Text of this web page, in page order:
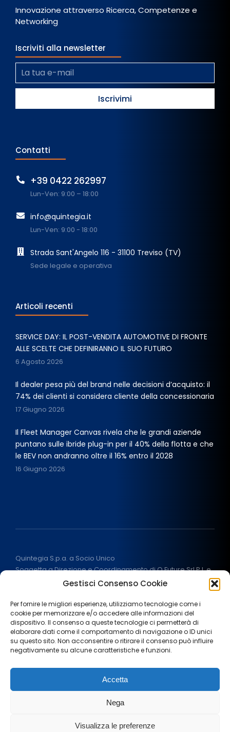
Gestisci Consenso Cookie
Per fornire le migliori esperienze, utilizziamo tecnologie come i
cookie per memorizzare e/o accedere alle informazioni del
dispositivo. Il consenso a queste tecnologie ci permetterà di
elaborare dati come il comportamento di navigazione o ID unici
su questo sito. Non acconsentire o ritirare il consenso può influire
negativamente su alcune caratteristiche e funzioni.
Accetta
Nega
Visualizza le preferenze
Innovazione attraverso Ricerca, Competenze e
Networking
Iscriviti alla newsletter
Contatti
+39 0422 262997
Lun-Ven: 9:00 – 18:00
info@quintegia.it
Lun-Ven: 9:00 - 18:00
Strada Sant'Angelo 116 - 31100 Treviso (TV)
Sede legale e operativa
Articoli recenti
SERVICE DAY: IL POST-VENDITA AUTOMOTIVE DI FRONTE
ALLE SCELTE CHE DEFINIRANNO IL SUO FUTURO
6 Agosto 2026
Il dealer pesa più del brand nelle decisioni d’acquisto: il
74% dei clienti si considera cliente della concessionaria
17 Giugno 2026
Il Fleet Manager Canvas rivela che le grandi aziende
puntano sulle ibride plug-in per il 40% della flotta e che
le BEV non andranno oltre il 16% entro il 2028
16 Giugno 2026
Quintegia S.p.a. a Socio Unico
Soggetta a Direzione e Coordinamento di Q Future Srl P.I. e
C.F. 05507380268
ALL RIGHT RESERVED 2026
Note legali Privacy Policy
Cookie policy
Lavora con noi